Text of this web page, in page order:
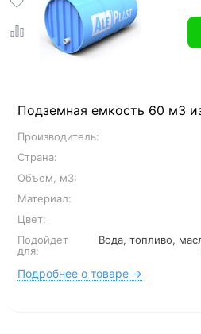
Подземная емкость 60 м3
Производитель:
Страна:
Объем, м3:
Материал:
Цвет:
Подойдет
для:
Вода, топливо,
Подробнее о товаре →